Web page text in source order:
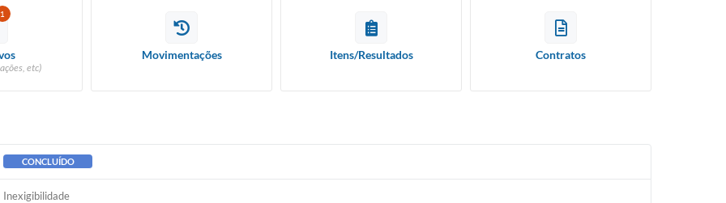
1
etc)
Movimentações Itens/Resultados Contratos
CONCLUÍDO
Inexigibilidade